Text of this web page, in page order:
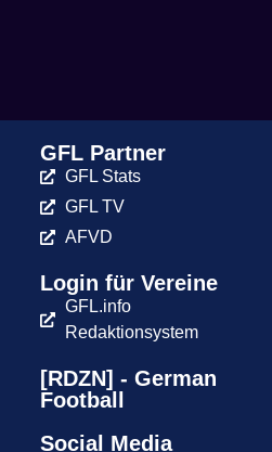
GFL Partner
GFL Stats
GFL TV
AFVD
Login für Vereine
GFL.info
Redaktionsystem
[RDZN] - German
Football
Social Media